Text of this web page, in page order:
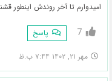
امیدوارم تا آخر روندش اینطور
7 پاسخ
مهر ۲۱, ۱۴۰۲ ۷:۴۴ ب.ظ